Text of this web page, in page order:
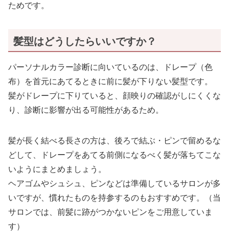
ためです。
髪型はどうしたらいいですか？
パーソナルカラー診断に向いているのは、ドレープ（色
布）を首元にあてるときに前に髪が下りない髪型です。
髪がドレープに下りていると、顔映りの確認がしにくくな
り、診断に影響が出る可能性があるため。
髪が長く結べる長さの方は、後ろで結ぶ・ピンで留めるな
どして、ドレープをあてる前側になるべく髪が落ちてこな
いようにまとめましょう。
ヘアゴムやシュシュ、ピンなどは準備しているサロンが多
いですが、慣れたものを持参するのもおすすめです。（当
サロンでは、前髪に跡がつかないピンをご用意していま
す）